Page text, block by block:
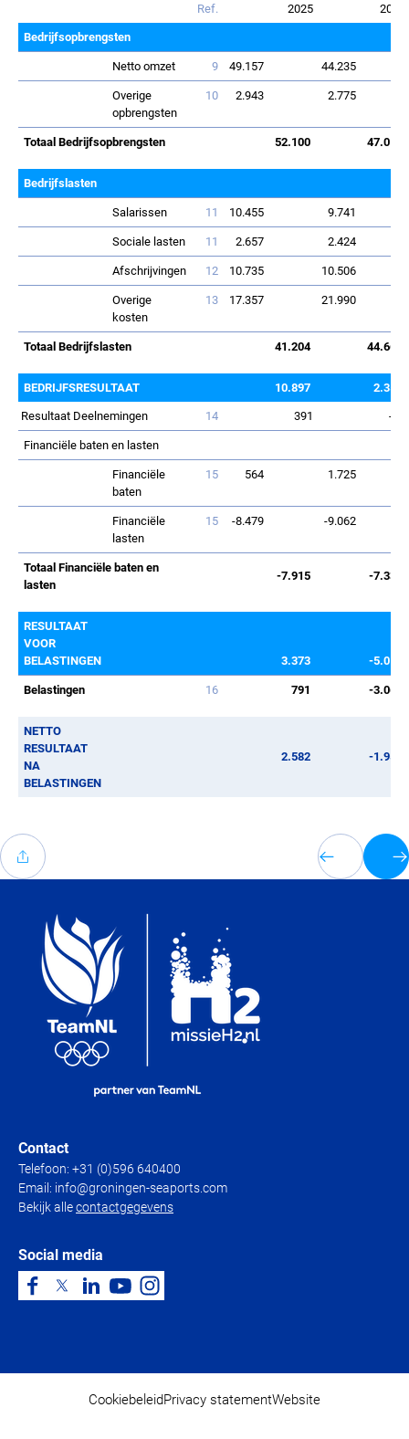
Ref.
2025 2024
Bedrijfsopbrengsten
Netto omzet 9 49.157 44.235
Overige
opbrengsten
10 2.943 2.775
Totaal Bedrijfsopbrengsten 52.100 47.010
Bedrijfslasten
Salarissen 11 10.455 9.741
Sociale lasten 11 2.657 2.424
Afschrijvingen 12 10.735 10.506
Overige
kosten
13 17.357 21.990
Totaal Bedrijfslasten 41.204 44.660
BEDRIJFSRESULTAAT 10.897 2.350
Resultaat Deelnemingen 14 391 -32
Financiële baten en lasten
Financiële
baten
15 564 1.725
Financiële
lasten
15 -8.479 -9.062
Totaal Financiële baten en
lasten
-7.915 -7.337
RESULTAAT
VOOR
BELASTINGEN
3.373 -5.019
Belastingen 16 791 -3.064
NETTO
RESULTAAT
NA
BELASTINGEN
2.582 -1.955
Contact
Telefoon: +31 (0)596 640400
Email: info@groningen-seaports.com
Bekijk allecontactgegevens
Social media
CookiebeleidPrivacy statementWebsite